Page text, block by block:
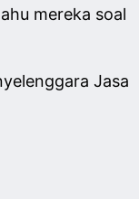
mereka soal
Jasa